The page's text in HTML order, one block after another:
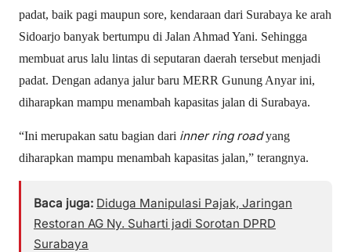
padat, baik pagi maupun sore, kendaraan dari Surabaya ke arah
Sidoarjo banyak bertumpu di Jalan Ahmad Yani. Sehingga
membuat arus lalu lintas di seputaran daerah tersebut menjadi
padat. Dengan adanya jalur baru MERR Gunung Anyar ini,
diharapkan mampu menambah kapasitas jalan di Surabaya.
“Ini merupakan satu bagian dari inner ring roadyang
diharapkan mampu menambah kapasitas jalan,” terangnya.
Baca juga: Diduga Manipulasi Pajak, Jaringan
Restoran AG Ny. Suharti jadi Sorotan DPRD
Surabaya